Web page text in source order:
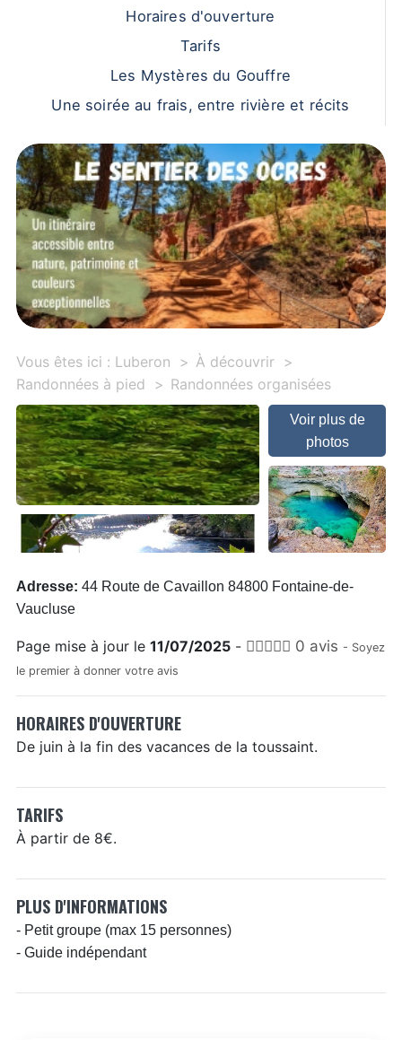
Horaires d'ouverture
Tarifs
Les Mystères du Gouffre
Une soirée au frais, entre rivière et récits
Vous êtes ici : Luberon
À découvrir
Randonnées à pied
Randonnées organisées
Voir plus de
photos
Adresse: 44 Route de Cavaillon 84800 Fontaine-de-
Vaucluse
Page mise à jour le 11/07/2025- 0 avis - Soyez
le premier à donner votre avis
HORAIRES D'OUVERTURE
De juin à la fin des vacances de la toussaint.
TARIFS
À partir de 8€.
PLUS D'INFORMATIONS
- Petit groupe (max 15 personnes)
- Guide indépendant